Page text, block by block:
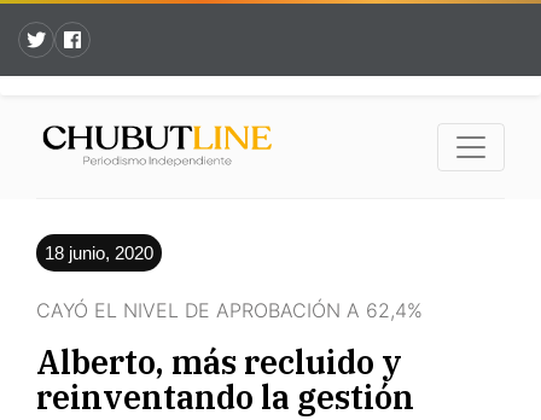
18 junio, 2020
CAYÓ EL NIVEL DE APROBACIÓN A 62,4%
Alberto, más recluido y
reinventando la gestión